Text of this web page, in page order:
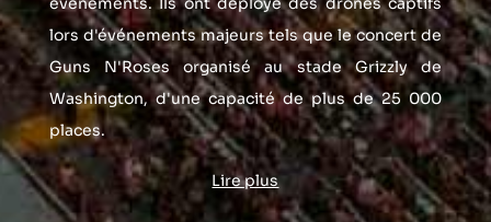
lors d'événements majeurs tels que le concert de
Guns N'Roses organisé au stade Grizzly de
Washington, d'une capacité de plus de 25 000
places.
Lire plus